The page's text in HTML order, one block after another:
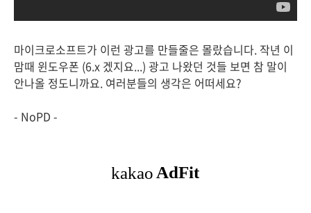
마이크로소프트가 이런 광고를 만들줄은 몰랐습니다. 작년 이
맘때 윈도우폰 (6.x 겠지요...) 광고 나왔던 것들 보면 참 말이
안나올 정도니까요. 여러분들의 생각은 어떠세요?
- NoPD -